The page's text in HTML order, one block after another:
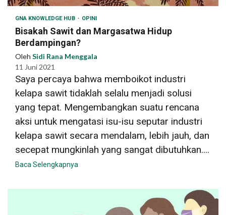
GNA KNOWLEDGE HUB OPINI
Bisakah Sawit dan Margasatwa Hidup
Berdampingan?
Oleh Sidi Rana Menggala
11 Juni 2021
Saya percaya bahwa memboikot industri
kelapa sawit tidaklah selalu menjadi solusi
yang tepat. Mengembangkan suatu rencana
aksi untuk mengatasi isu-isu seputar industri
kelapa sawit secara mendalam, lebih jauh, dan
secepat mungkinlah yang sangat dibutuhkan....
Baca Selengkapnya